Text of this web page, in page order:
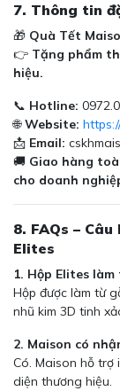
7. Thông tin
🎁 Quà Tết
👉 Tặng phẩm
hiệu.
📞 Hotline:
🌐Website:
📩 Email:
🚚 Giao hàng
cho doanh
8. FAQs –
Elites
1. Hộp Elites
Hộp được làm từ
nhũ kim 3D tinh
2. Maison có
Có. Maison hỗ trợ
diện thương hiệu.